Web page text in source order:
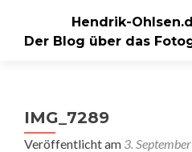
Hendrik-
Der Blog über das
IMG_7289
Veröffentlicht am 3.